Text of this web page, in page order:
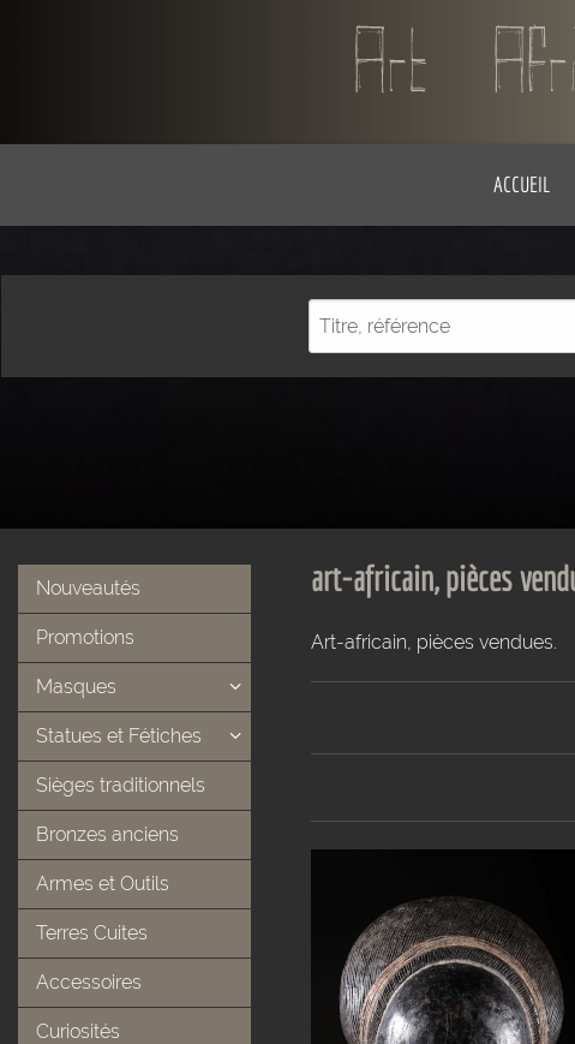
ACCUEIL
Nouveautés
Promotions
Masques
Statues et Fétiches
Sièges traditionnels
Bronzes anciens
Armes et Outils
Terres Cuites
Accessoires
Curiosités
art-africain, pièces
Art-africain, pièces vendues.